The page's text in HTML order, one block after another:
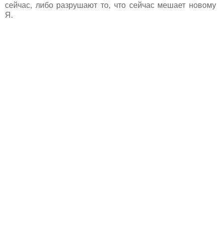
сейчас, либо разрушают то, что сейчас мешает новому
Я.